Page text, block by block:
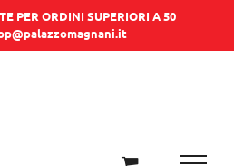
PER ORDINI SUPERIORI A 50